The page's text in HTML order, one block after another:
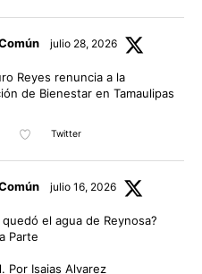
julio 28, 2026
Reyes renuncia a la
de Bienestar en Tamaulipas
Twitter
julio 16, 2026
quedó el agua de Reynosa?
Parte
Por Isaias Alvarez